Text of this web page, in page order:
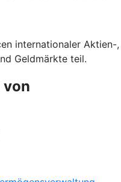
internationaler Aktien-,
Geldmärkte teil.
von